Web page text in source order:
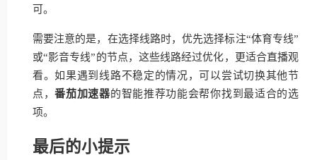
可。
需要注意的是，在选择线路时，优先选择标注“体育专线”
或“影音专线”的节点，这些线路经过优化，更适合直播观
看。如果遇到线路不稳定的情况，可以尝试切换其他节
点，番茄加速器的智能推荐功能会帮你找到最适合的选
项。
最后的小提示